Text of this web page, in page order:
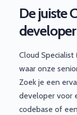
De juiste
Cloud Specialist
waar onze
Zoek je een
developer voor
codebase of